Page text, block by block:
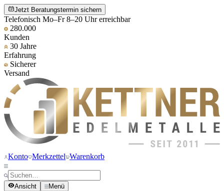
Jetzt Beratungstermin sichern
Telefonisch Mo–Fr 8–20 Uhr erreichbar
280.000
Kunden
30 Jahre
Erfahrung
Sicherer
Versand
Konto Merkzettel Warenkorb
Ansicht Menü